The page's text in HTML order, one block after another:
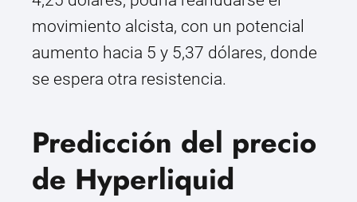
movimiento alcista, con un potencial
aumento hacia 5 y 5,37 dólares, donde
se espera otra resistencia.
Predicción del precio
de Hyperliquid